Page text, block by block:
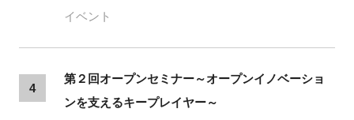
イベント
4
第２回オープンセミナー～オープンイノベーショ
ンを支えるキープレイヤー～